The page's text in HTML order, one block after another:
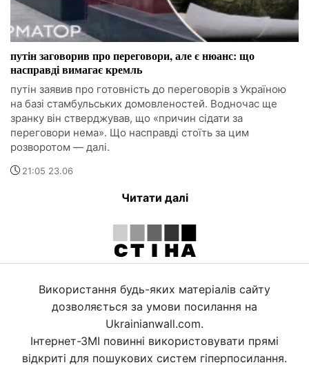
путін заговорив про переговори, але є нюанс: що
насправді вимагає кремль
путін заявив про готовність до переговорів з Україною
на базі стамбульських домовленостей. Водночас ще
зранку він стверджував, що «причин сідати за
переговори нема». Що насправді стоїть за цим
розворотом — далі.
21:05 23.06
Читати далі
Використання будь-яких матеріалів сайту
дозволяється за умови посилання на
Ukrainianwall.com.
Інтернет-ЗМІ повинні використовувати прямі
відкриті для пошукових систем гіперпосилання.